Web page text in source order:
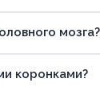
мозга?
коронками?